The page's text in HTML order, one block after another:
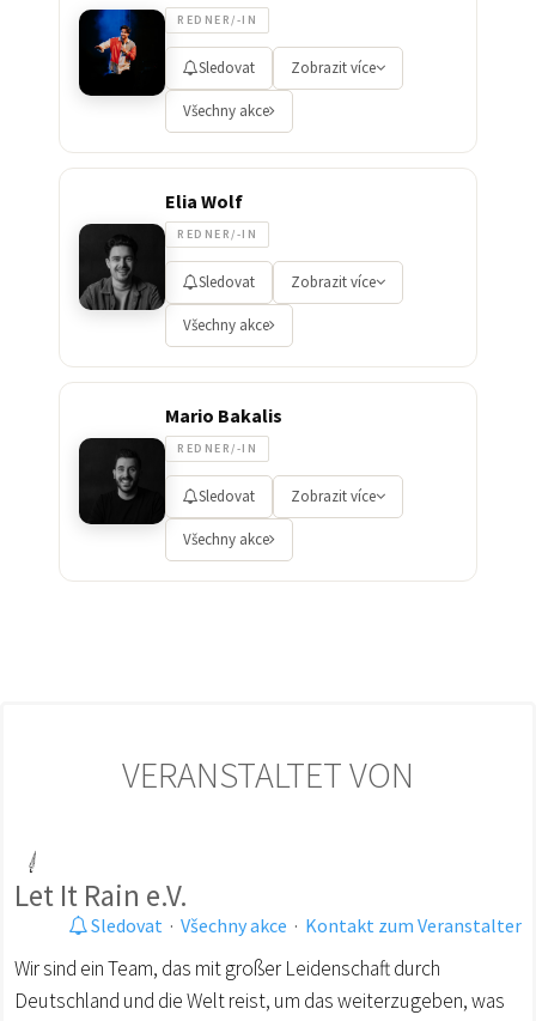
REDNER/-IN
Sledovat Zobrazit více
Všechny akce
Elia Wolf
REDNER/-IN
Sledovat Zobrazit více
Všechny akce
Mario Bakalis
REDNER/-IN
Sledovat Zobrazit více
Všechny akce
VERANSTALTET VON
Let It Rain e.V.
Sledovat · Všechny akce · Kontakt zum Veranstalter
Wir sind ein Team, das mit großer Leidenschaft durch
Deutschland und die Welt reist, um das weiterzugeben, was